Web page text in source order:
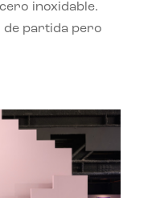
inoxidable.
de partida pero